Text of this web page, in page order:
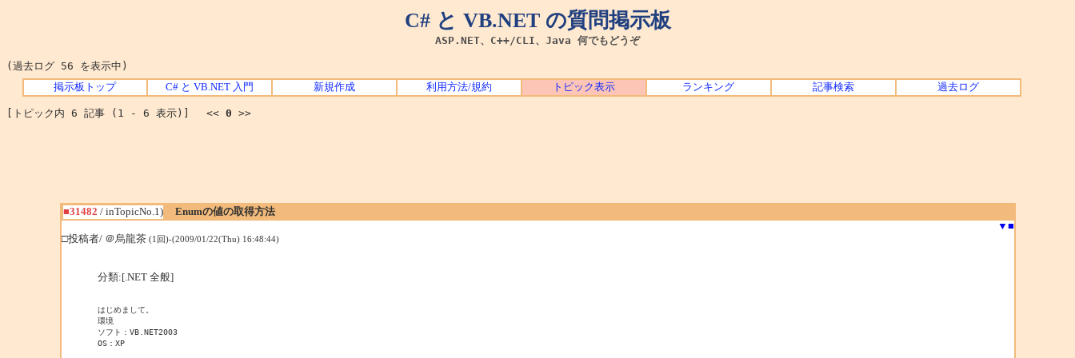
C# と VB.NET の質問掲示板
ASP.NET、C++/CLI、Java 何でもどうぞ
(過去ログ 56 を表示中)
掲示板トップ C# と VB.NET 入門 新規作成 利用方法/規約 トピック表示 ランキング 記事検索 過去ログ
[トピック内 6 記事 (1 - 6 表示)] << 0 >>
■31482 / inTopicNo.1)
Enumの値の取得方法
▼ ■
□投稿者/ ＠烏龍茶 (1回)-(2009/01/22(Thu) 16:48:44)
分類:[.NET 全般]
はじめまして。
環境
ソフト：VB.NET2003
OS：XP